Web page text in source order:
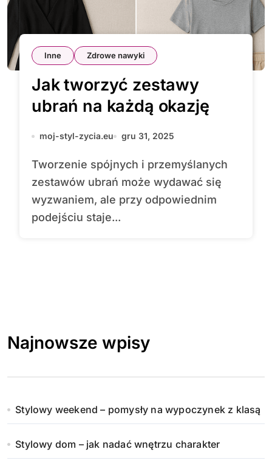
Inne Zdrowe nawyki
Jak tworzyć zestawy
ubrań na każdą okazję
moj-styl-zycia.eu gru 31, 2025
Tworzenie spójnych i przemyślanych
zestawów ubrań może wydawać się
wyzwaniem, ale przy odpowiednim
podejściu staje...
Najnowsze wpisy
Stylowy weekend – pomysły na wypoczynek z klasą
Stylowy dom – jak nadać wnętrzu charakter